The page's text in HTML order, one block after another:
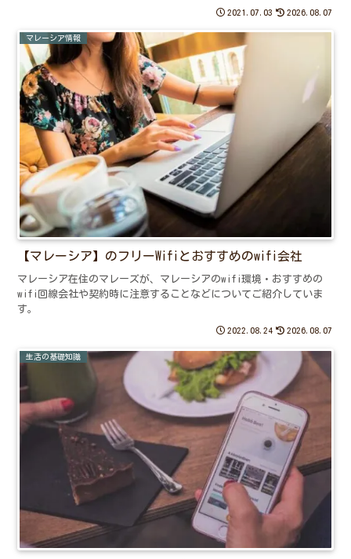
2021.07.03 2026.08.07
マレーシア情報
【マレーシア】のフリーWifiとおすすめのwifi会社
マレーシア在住のマレーズが、マレーシアのwifi環境・おすすめの
wifi回線会社や契約時に注意することなどについてご紹介していま
す。
2022.08.24 2026.08.07
生活の基礎知識